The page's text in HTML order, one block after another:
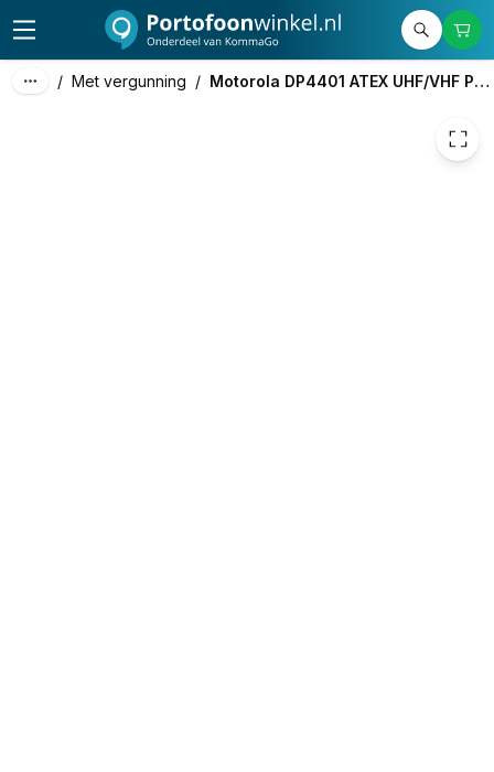
/ Met vergunning / Motorola DP4401 ATEX UHF/VHF Portofoon
€ 1.208,79 € 1.087,79